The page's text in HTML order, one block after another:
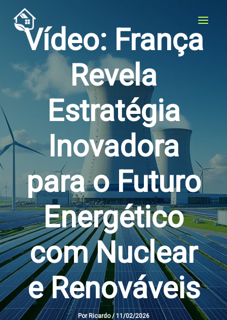
contentVídeo: França
Revela
Estratégia
Inovadora
para o Futuro
Energético
com Nuclear
e Renováveis
Por Ricardo/ 11/02/2026